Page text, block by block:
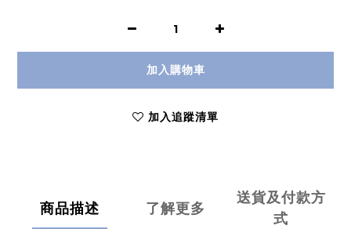
加入購物車
加入追蹤清單
商品描述 了解更多
送貨及付款方
式